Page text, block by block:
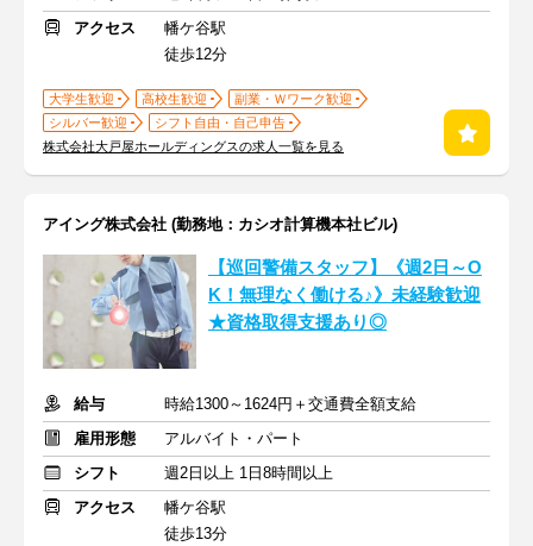
アクセス
幡ケ谷駅
徒歩12分
大学生歓迎 高校生歓迎
副業・Ｗワーク歓迎
シルバー歓迎
シフト自由・自己申告
株式会社大戸屋ホールディングスの求人一覧を見る
アイング株式会社 (勤務地：カシオ計算機本社ビル)
【巡回警備スタッフ】《週2日～O
K！無理なく働ける♪》未経験歓迎
★資格取得支援あり◎
給与
時給1300～1624円＋交通費全額支給
雇用形態
アルバイト・パート
シフト
週2日以上 1日8時間以上
アクセス
幡ケ谷駅
徒歩13分